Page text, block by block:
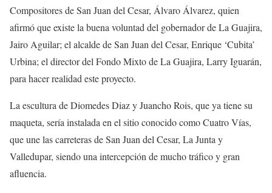
Compositores de San Juan del Cesar, Álvaro Álvarez, quien
afirmó que existe la buena voluntad del gobernador de La Guajira,
Jairo Aguilar; el alcalde de San Juan del Cesar, Enrique ‘Cubita’
Urbina; el director del Fondo Mixto de La Guajira, Larry Iguarán,
para hacer realidad este proyecto.
La escultura de Diomedes Diaz y Juancho Rois, que ya tiene su
maqueta, sería instalada en el sitio conocido como Cuatro Vías,
que une las carreteras de San Juan del Cesar, La Junta y
Valledupar, siendo una intercepción de mucho tráfico y gran
afluencia.